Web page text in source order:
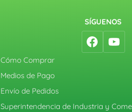
SÍGUENOS
Cómo Comprar
Medios de Pago
Envío de Pedidos
Superintendencia de Industria y